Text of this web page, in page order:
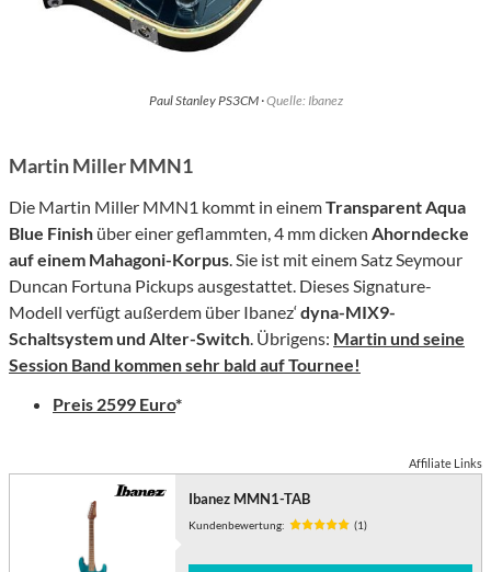
Paul Stanley PS3CM ·Quelle: Ibanez
Martin Miller MMN1
Die Martin Miller MMN1 kommt in einemTransparent Aqua
Blue Finish über einer geflammten, 4 mm dicken Ahorndecke
auf einem Mahagoni-Korpus . Sie ist mit einem Satz Seymour
Duncan Fortuna Pickups ausgestattet. Dieses Signature-
Modell verfügt außerdem über Ibanez‘dyna-MIX9-
Schaltsystem und Alter-Switch . Übrigens: Martin und seine
Session Band kommen sehr bald auf Tournee!
Preis 2599 Euro*
Affiliate Links
Ibanez MMN1-TAB
Kundenbewertung: (1)